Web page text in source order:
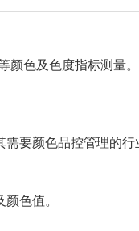
色及色度指标测量。
要颜色品控管理的行
色值。